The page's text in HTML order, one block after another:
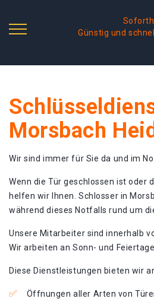
Günstig und
Morsbach
Wir sind immer für Sie da und im
Wenn die Tür geschlossen ist oder
helfen wir Ihnen. Schlosser in
während dieses Notfalls rund um
Unsere Mitarbeiter sind innerhalb
Wir arbeiten an Sonn- und
Diese Dienstleistungen bieten wir
Öffnungen aller Arten von